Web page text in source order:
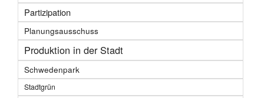
Partizipation
Planungsausschuss
Produktion in der Stadt
Schwedenpark
Stadtgrün